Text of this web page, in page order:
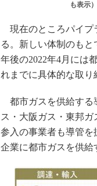
も表示
現在のところパイプ
る。新しい体制のも
年後の2022年4月には
れまでに具体的な取り
都市ガスを供給する
ス・大阪ガス・東邦
参入の事業者も導管
企業に都市ガスを供給